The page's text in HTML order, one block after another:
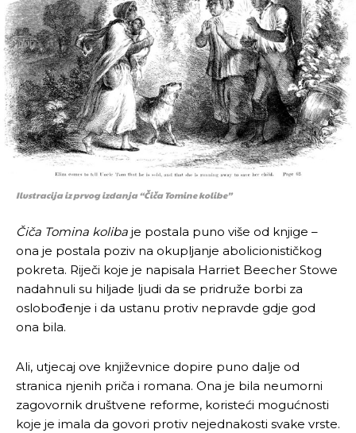
Ilustracija iz prvog izdanja “Čiča Tomine kolibe”
Čiča Tomina koliba je postala puno više od knjige –
ona je postala poziv na okupljanje abolicionističkog
pokreta. Riječi koje je napisala Harriet Beecher Stowe
nadahnuli su hiljade ljudi da se pridruže borbi za
oslobođenje i da ustanu protiv nepravde gdje god
ona bila.
Ali, utjecaj ove književnice dopire puno dalje od
stranica njenih priča i romana. Ona je bila neumorni
zagovornik društvene reforme, koristeći mogućnosti
koje je imala da govori protiv nejednakosti svake vrste.